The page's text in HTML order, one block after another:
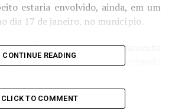
estaria envolvido, ainda, em um
dia 17 de janeiro, no município.
reforçaram o patrulhamento
o denunciado entregando
R$ 64 em espécie e algumas
CONTINUE READING
CLICK TO COMMENT